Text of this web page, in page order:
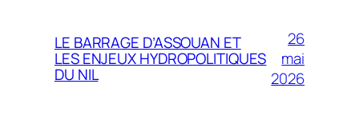
LE BARRAGE D’ASSOUAN ET
LES ENJEUX HYDROPOLITIQUES
DU NIL
26
mai
2026